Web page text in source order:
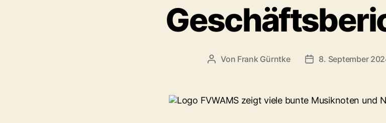
Beitragsautor
Von Frank Gürntke 8. September